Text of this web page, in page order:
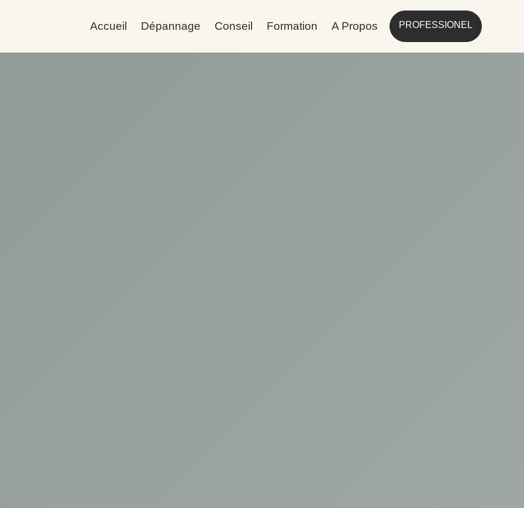
Accueil Dépannage Conseil Formation A Propos PROFESSIONEL